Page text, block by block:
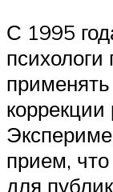
С 1995
коррекции
прием,
для